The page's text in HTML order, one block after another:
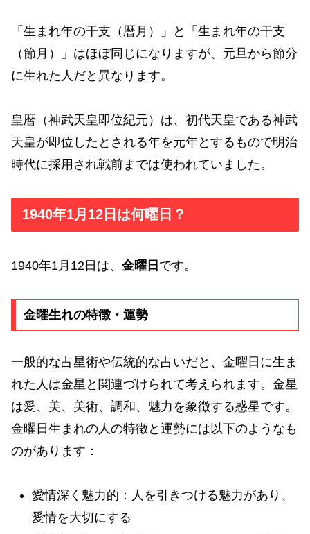
「生まれ年の干支（暦月）」と「生まれ年の干支
（節月）」はほぼ同じになりますが、元旦から節分
に生れた人だと異なります。
皇暦（神武天皇即位紀元）は、初代天皇である神武
天皇が即位したとされる年を元年とするもので明治
時代に採用され戦前までは使われていました。
1940年1月12日は何曜日？
1940年1月12日は、 金曜日 です。
金曜生れの特徴・運勢
一般的な占星術や伝統的な占いだと、金曜日に生ま
れた人は金星と関連づけられて考えられます。金星
は愛、美、美術、調和、魅力を象徴する惑星です。
金曜日生まれの人の特徴と運勢には以下のようなも
のがあります：
愛情深く魅力的：人を引きつける魅力があり、
愛情を大切にする